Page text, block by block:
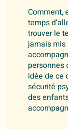
Comment,
temps
trouver le
jamais mis
personnes
idée de ce
sécurité
des